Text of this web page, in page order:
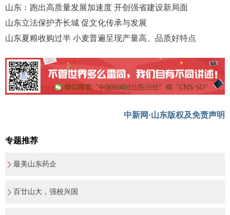
山东：跑出高质量发展加速度 开创强省建设新局面
山东立法保护齐长城 促文化传承与发展
山东夏粮收购过半 小麦普遍呈现产量高、品质好特点
中新网·山东版权及免责声明
专题推荐
最美山东药企
百廿山大，强校兴国